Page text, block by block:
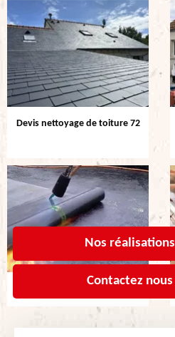
Nos réalisations
Contactez nous
Devis nettoyage de toiture 72